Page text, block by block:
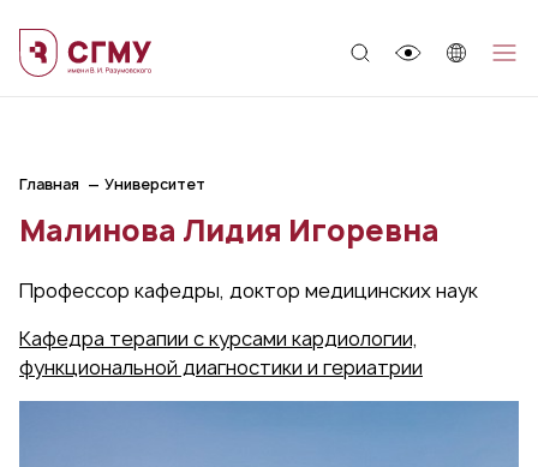
Главная Университет
Малинова Лидия Игоревна
Профессор кафедры, доктор медицинских наук
Кафедра терапии с курсами кардиологии,
функциональной диагностики и гериатрии